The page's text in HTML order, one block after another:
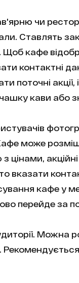
чи
Ставлять
Щоб кафе
контактні
акції,
кави або
Кафе може
акційні
вказати
кафе у
перейде за
Можна